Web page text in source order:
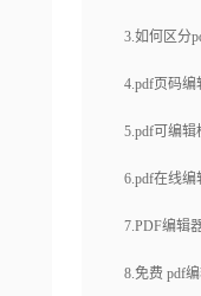
免费
如何
pdf编
福昕云编辑
3.如何区分
pdf转word
4.pdf页码编
何使用pdf
5.pdf可编辑
没法在线编
6.pdf在线编
在线编辑怎
7.PDF编辑
好用的PDF
8.免费 pdf